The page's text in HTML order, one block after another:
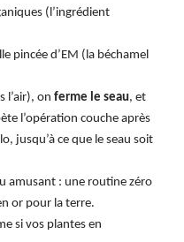
(l’ingrédient
pincée d’EM (la béchamel
l’air), on ferme le seau, et
l’opération couche après
jusqu’à ce que le seau soit
amusant : une routine zéro
or pour la terre.
si vos plantes en